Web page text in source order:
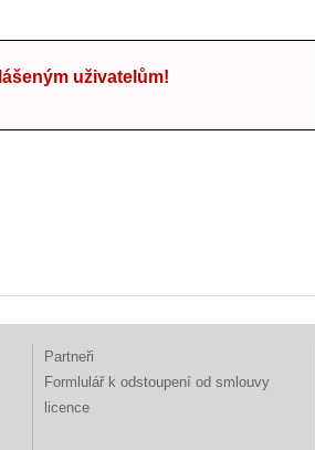
uživatelům!
Partneři
Formlulář k odstoupení od smlouvy
licence